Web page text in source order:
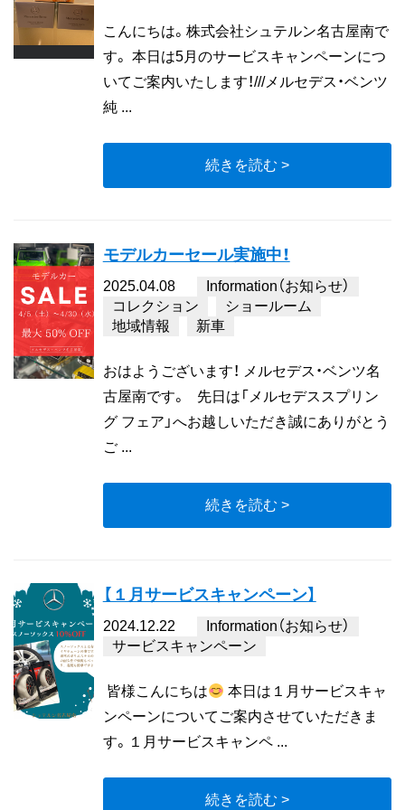
こんにちは。株式会社シュテルン名古屋南で
す。 本日は5月のサービスキャンペーンにつ
いてご案内いたします！///メルセデス・ベンツ
純 ...
続きを読む >
モデルカーセール実施中！
2025.04.08
Information（お知らせ）
コレクション
ショールーム
地域情報
新車
おはようございます！ メルセデス・ベンツ名
古屋南です。 先日は「メルセデススプリン
グ フェア」へお越しいただき誠にありがとう
ご ...
続きを読む >
【１月サービスキャンペーン】
2024.12.22
Information（お知らせ）
サービスキャンペーン
皆様こんにちは
本日は１月サービスキャ
ンペーンについてご案内させていただきま
す。１月サービスキャンペ ...
続きを読む >